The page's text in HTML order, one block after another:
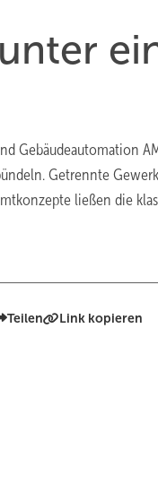
Gebäudeautomation
Getrennte
ließen die
Teilen Link kopieren